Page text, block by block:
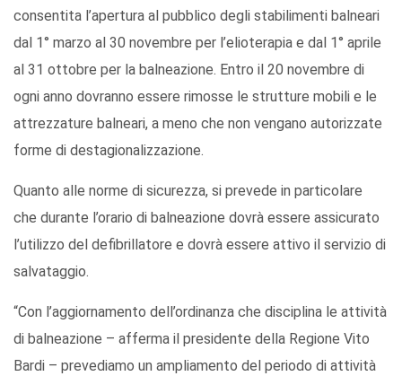
consentita l’apertura al pubblico degli stabilimenti balneari
dal 1° marzo al 30 novembre per l’elioterapia e dal 1° aprile
al 31 ottobre per la balneazione. Entro il 20 novembre di
ogni anno dovranno essere rimosse le strutture mobili e le
attrezzature balneari, a meno che non vengano autorizzate
forme di destagionalizzazione.
Quanto alle norme di sicurezza, si prevede in particolare
che durante l’orario di balneazione dovrà essere assicurato
l’utilizzo del defibrillatore e dovrà essere attivo il servizio di
salvataggio.
“Con l’aggiornamento dell’ordinanza che disciplina le attività
di balneazione – afferma il presidente della Regione Vito
Bardi – prevediamo un ampliamento del periodo di attività